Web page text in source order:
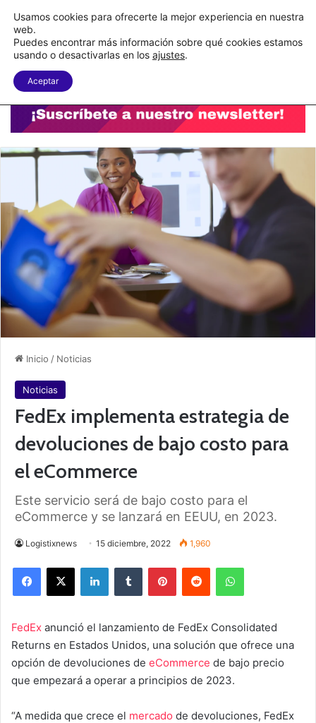
C&A México completa la implementación de su WMS en la nube
Menu
Inicio / Noticias
Noticias
FedEx implementa estrategia de
devoluciones de bajo costo para
el eCommerce
Este servicio será de bajo costo para el
eCommerce y se lanzará en EEUU, en 2023.
Logistixnews 15 diciembre, 2022 1,960
FedEx anunció el lanzamiento de FedEx Consolidated
Returns en Estados Unidos, una solución que ofrece una
opción de devoluciones de eCommerce de bajo precio
que empezará a operar a principios de 2023.
“A medida que crece el mercado de devoluciones, FedEx
Usamos cookies para ofrecerte la mejor experiencia en nuestra
web.
Puedes encontrar más información sobre qué cookies estamos
usando o desactivarlas en los ajustes.
Aceptar